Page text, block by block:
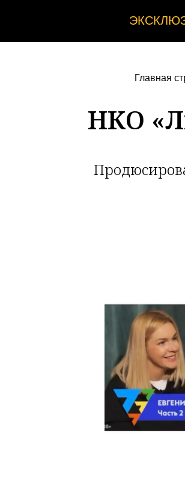
Главная
НКО